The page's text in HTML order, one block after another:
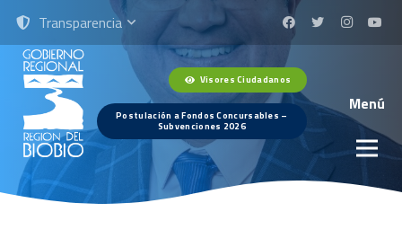
Transparencia
Visores Ciudadanos
Postulación a Fondos Concursables –
Subvenciones 2026
Menú